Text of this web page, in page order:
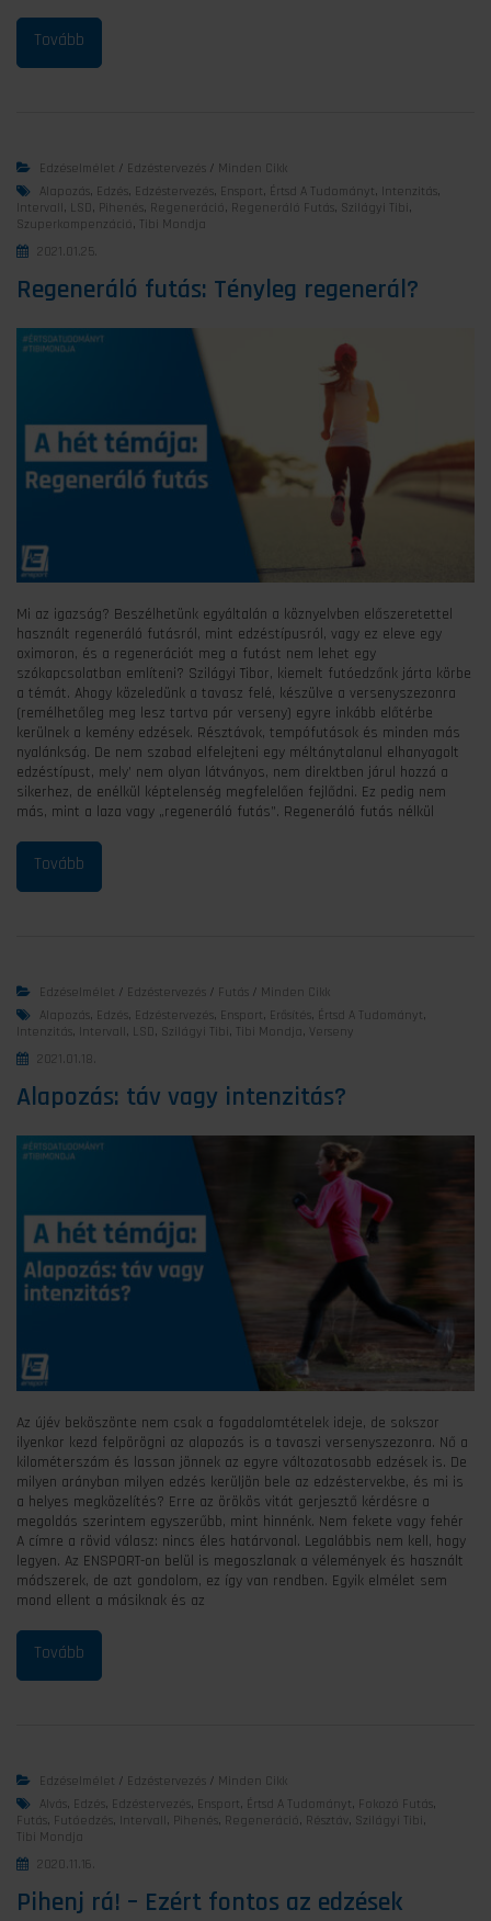
Edzéselmélet / Edzéstervezés / Minden Cikk
Alapozás, Edzés, Edzéstervezés, Ensport , Értsd A Tudományt , Intenzitás,
Intervall, LSD , Pihenés, Regeneráció , Regeneráló Futás, Szilágyi Tibi,
Szuperkompenzáció , Tibi Mondja
2021.01.25.
Regeneráló futás: Tényleg regenerál?
Mi az igazság? Beszélhetünk egyáltalán a köznyelvben előszeretettel
használt regeneráló futásról, mint edzéstípusról, vagy ez eleve egy
oximoron, és a regenerációt meg a futást nem lehet egy
szókapcsolatban említeni? Szilágyi Tibor, kiemelt futóedzőnk járta körbe
a témát. Ahogy közeledünk a tavasz felé, készülve a versenyszezonra
(remélhetőleg meg lesz tartva pár verseny) egyre inkább előtérbe
kerülnek a kemény edzések. Résztávok, tempófutások és minden más
nyalánkság. De nem szabad elfelejteni egy méltánytalanul elhanyagolt
edzéstípust, mely’ nem olyan látványos, nem direktben járul hozzá a
sikerhez, de enélkül képtelenség megfelelően fejlődni. Ez pedig nem
más, mint a laza vagy „regeneráló futás”. Regeneráló futás nélkül
Edzéselmélet / Edzéstervezés / Futás / Minden Cikk
Alapozás, Edzés, Edzéstervezés, Ensport , Erősítés, Értsd A Tudományt ,
Intenzitás, Intervall, LSD , Szilágyi Tibi, Tibi Mondja,
Verseny
2021.01.18.
Alapozás: táv vagy intenzitás?
Az újév beköszönte nem csak a fogadalomtételek ideje, de sokszor
ilyenkor kezd felpörögni az alapozás is a tavaszi versenyszezonra. Nő a
kilométerszám és lassan jönnek az egyre változatosabb edzések is. De
milyen arányban milyen edzés kerüljön bele az edzéstervekbe, és mi is
a helyes megközelítés? Erre az örökös vitát gerjesztő kérdésre a
megoldás szerintem egyszerűbb, mint hinnénk. Nem fekete vagy fehér
A címre a rövid válasz: nincs éles határvonal. Legalábbis nem kell, hogy
legyen. Az ENSPORT-on belül is megoszlanak a vélemények és használt
módszerek, de azt gondolom, ez így van rendben. Egyik elmélet sem
mond ellent a másiknak és az
Edzéselmélet / Edzéstervezés / Minden Cikk
Alvás, Edzés, Edzéstervezés, Ensport , Értsd A Tudományt , Fokozó Futás,
Futás, Futóedzés, Intervall, Pihenés, Regeneráció , Résztáv , Szilágyi Tibi,
Tibi Mondja
2020.11.16.
Pihenj rá! – Ezért fontos az edzések